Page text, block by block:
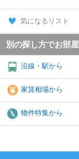
気になるリスト
別の探し方でお部
沿線・駅から
家賃相場から
物件特集から